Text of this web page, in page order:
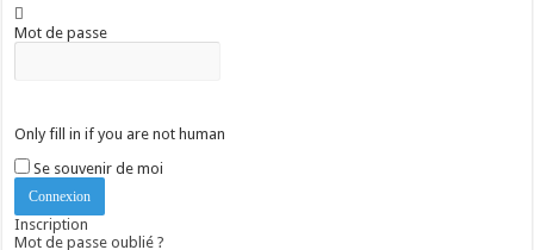
Mot de passe
Only fill in if you are not human
Se souvenir de moi
Inscription
Mot de passe oublié ?